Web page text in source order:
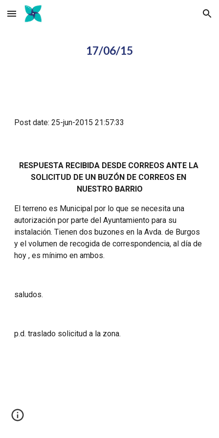
Skip to main content Skip to navigation
17/06/15
Post date: 25-jun-2015 21:57:33
RESPUESTA RECIBIDA DESDE CORREOS ANTE LA
SOLICITUD DE UN BUZÓN DE CORREOS EN
NUESTRO BARRIO
El terreno es Municipal por lo que se necesita una
autorización por parte del Ayuntamiento para su
instalación. Tienen dos buzones en la Avda. de Burgos
y el volumen de recogida de correspondencia, al día de
hoy , es mínimo en ambos.
saludos.
p.d. traslado solicitud a la zona.